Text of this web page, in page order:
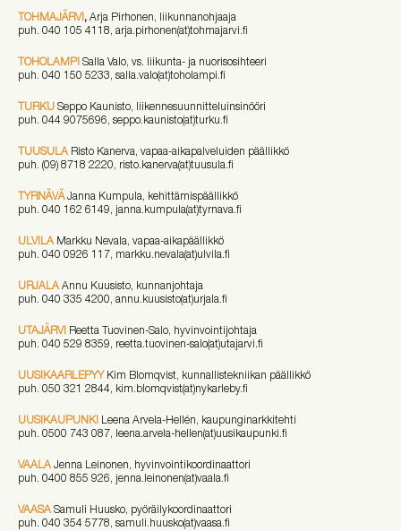
TOHMAJÄRVI, Arja Pirhonen, liikunnanohjaaja
puh. 040 105 4118, arja.pirhonen(at)tohmajarvi.fi
TOHOLAMPI Salla Valo, vs. liikunta- ja nuorisosihteeri
puh. 040 150 5233, salla.valo(at)toholampi.fi
TURKU Seppo Kaunisto, liikennesuunnitteluinsinööri
puh. 044 9075696, seppo.kaunisto(at)turku.fi
TUUSULA Risto Kanerva, vapaa-aikapalveluiden päällikkö
puh. (09) 8718 2220, risto.kanerva(at)tuusula.fi
TYRNÄVÄ Janna Kumpula, kehittämispäällikkö
puh. 040 162 6149, janna.kumpula(at)tyrnava.fi
ULVILA Markku Nevala, vapaa-aikapäällikkö
puh. 040 0926 117, markku.nevala(at)ulvila.fi
URJALA Annu Kuusisto, kunnanjohtaja
puh. 040 335 4200, annu.kuusisto(at)urjala.fi
UTAJÄRVI Reetta Tuovinen-Salo, hyvinvointijohtaja
puh. 040 529 8359, reetta.tuovinen-salo(at)utajarvi.fi
UUSIKAARLEPYYKim Blomqvist, kunnallistekniikan päällikkö
puh. 050 321 2844, kim.blomqvist(at)nykarleby.fi
UUSIKAUPUNKI Leena Arvela-Hellén, kaupunginarkkitehti
puh. 0500 743 087, leena.arvela-hellen(at)uusikaupunki.fi
VAALA Jenna Leinonen, hyvinvointikoordinaattori
puh. 0400 855 926, jenna.leinonen(at)vaala.fi
VAASA Samuli Huusko, pyöräilykoordinaattori
puh. 040 354 5778, samuli.huusko(at)vaasa.fi